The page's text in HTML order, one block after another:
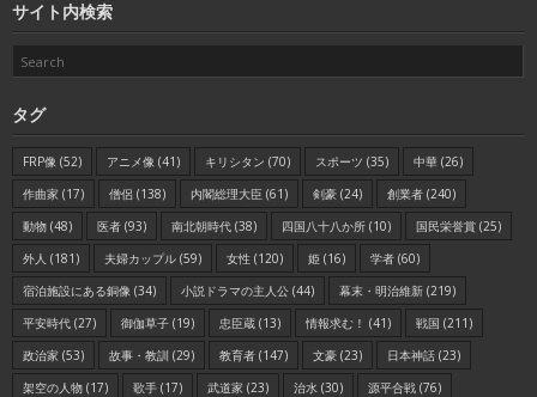
サイト内検索
タグ
FRP像 (52) アニメ像 (41) キリシタン (70) スポーツ (35) 中華 (26)
作曲家 (17) 僧侶 (138) 内閣総理大臣 (61) 剣豪 (24) 創業者 (240)
動物 (48) 医者 (93) 南北朝時代 (38) 四国八十八か所 (10) 国民栄誉賞 (25)
外人 (181) 夫婦カップル (59) 女性 (120) 姫 (16) 学者 (60)
宿泊施設にある銅像 (34) 小説ドラマの主人公 (44) 幕末・明治維新 (219)
平安時代 (27) 御伽草子 (19) 忠臣蔵 (13) 情報求む！ (41) 戦国 (211)
政治家 (53) 故事・教訓 (29) 教育者 (147) 文豪 (23) 日本神話 (23)
架空の人物 (17) 歌手 (17) 武道家 (23) 治水 (30) 源平合戦 (76)